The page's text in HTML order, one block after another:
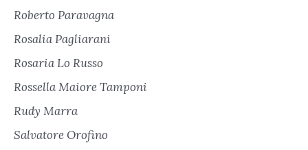
Roberto Paravagna
Rosalia Pagliarani
Rosaria Lo Russo
Rossella Maiore Tamponi
Rudy Marra
Salvatore Orofino